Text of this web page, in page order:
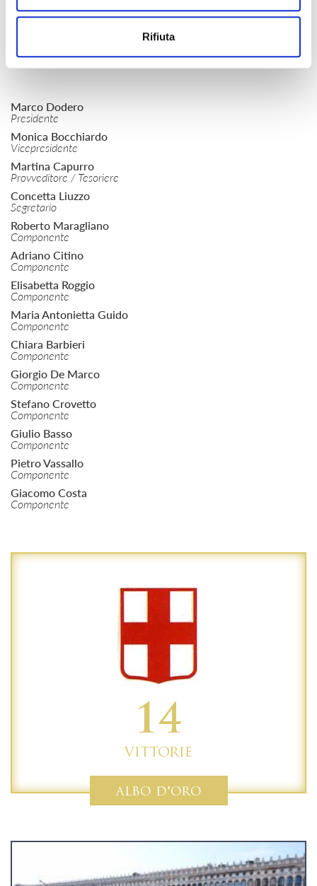
Rifiuta
COMITATO
ORGANIZZATIVO
Marco Dodero
Presidente
Monica Bocchiardo
Vicepresidente
Martina Capurro
Provveditore / Tesoriere
Concetta Liuzzo
Segretario
Roberto Maragliano
Componente
Adriano Citino
Componente
Elisabetta Roggio
Componente
Maria Antonietta Guido
Componente
Chiara Barbieri
Componente
Giorgio De Marco
Componente
Stefano Crovetto
Componente
Giulio Basso
Componente
Pietro Vassallo
Componente
Giacomo Costa
Componente
14
VITTORIE
ALBO D'ORO